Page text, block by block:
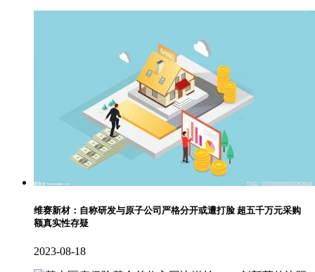
维赛新材：自称研发与原子公司严格分开或遭打脸 超五千万元采购
额真实性存疑
2023-08-18